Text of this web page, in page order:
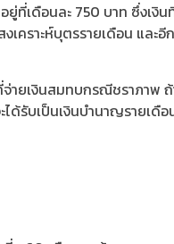
เดือนละ 750 บาท ซึ่งเงิ
ราะห์บุตรรายเดือน และ
เงินสมทบกรณีชราภาพ ถ้
ด้รับเป็นเงินบำนาญรายเดื